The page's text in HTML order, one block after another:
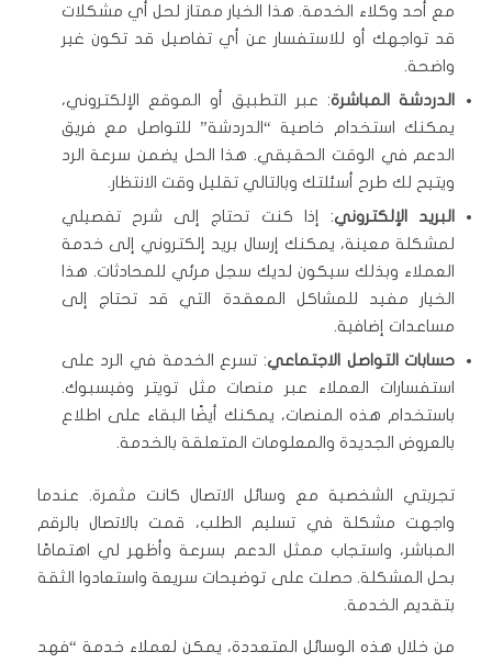
مع أحد وكلاء الخدمة. هذا الخيار ممتاز لحل أي مشكلات
قد تواجهك أو للاستفسار عن أي تفاصيل قد تكون غير
واضحة.
الدردشة المباشرة: عبر التطبيق أو الموقع الإلكتروني،
يمكنك استخدام خاصية “الدردشة” للتواصل مع فريق
الدعم في الوقت الحقيقي. هذا الحل يضمن سرعة الرد
ويتيح لك طرح أسئلتك وبالتالي تقليل وقت الانتظار.
البريد الإلكتروني: إذا كنت تحتاج إلى شرح تفصيلي
لمشكلة معينة، يمكنك إرسال بريد إلكتروني إلى خدمة
العملاء وبذلك سيكون لديك سجل مرئي للمحادثات. هذا
الخيار مفيد للمشاكل المعقدة التي قد تحتاج إلى
مساعدات إضافية.
حسابات التواصل الاجتماعي: تسرع الخدمة في الرد على
استفسارات العملاء عبر منصات مثل تويتر وفيسبوك.
باستخدام هذه المنصات، يمكنك أيضًا البقاء على اطلاع
بالعروض الجديدة والمعلومات المتعلقة بالخدمة.
تجربتي الشخصية مع وسائل الاتصال كانت مثمرة. عندما
واجهت مشكلة في تسليم الطلب، قمت بالاتصال بالرقم
المباشر، واستجاب ممثل الدعم بسرعة وأظهر لي اهتمامًا
بحل المشكلة. حصلت على توضيحات سريعة واستعادوا الثقة
بتقديم الخدمة.
من خلال هذه الوسائل المتعددة، يمكن لعملاء خدمة “فهد